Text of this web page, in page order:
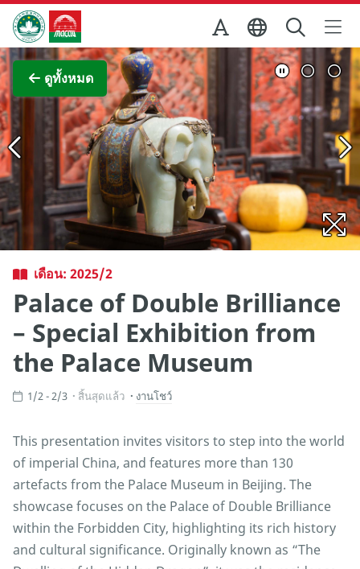
Skip to Main Content
สำนักงานการท่องเที่ยวของรัฐบาลมาเก๊า
ดูทั้งหมด
ภาพขยาย
เดือน: 2025/2
Palace of Double Brilliance
– Special Exhibition from
the Palace Museum
1/2 - 2/3 สิ้นสุดแล้ว งานโชว์
This presentation invites visitors to step into the world
of imperial China, and features more than 130
artefacts from the Palace Museum in Beijing. The
showcase focuses on the Palace of Double Brilliance
within the Forbidden City, highlighting its rich history
and cultural significance. Originally known as “The